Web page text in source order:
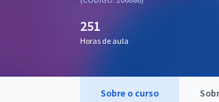
OAB
251
Horas de aula
Sobre o curso